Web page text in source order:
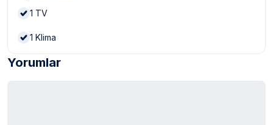
1 TV
1 Klima
Yorumlar